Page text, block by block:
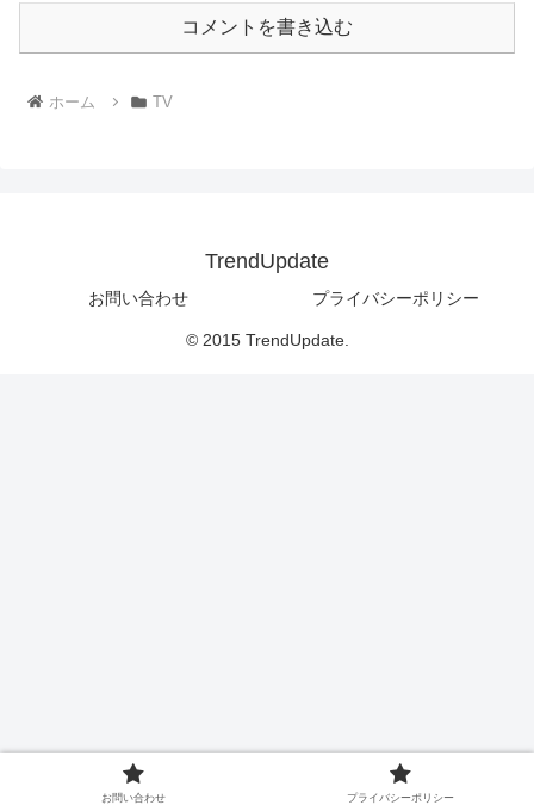
コメントを書き込む
ホーム TV
TrendUpdate
お問い合わせ プライバシーポリシー
© 2015 TrendUpdate.
お問い合わせ プライバシーポリシー